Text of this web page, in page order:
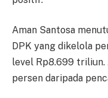
Aman Santosa
DPK yang dikelola
level Rp8.699 triliun.
persen daripada